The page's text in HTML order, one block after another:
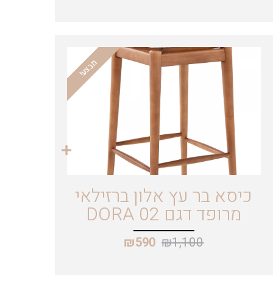
מבצע!
כיסא בר עץ אלון ברזילאי
מרופד דגם DORA 02
₪1,100
₪590